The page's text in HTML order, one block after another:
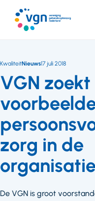
naar
hoofdinhoud
VGN zoekt
zorg in de
organisatie
KwaliteitNieuws17 juli 2018
De VGN is groot